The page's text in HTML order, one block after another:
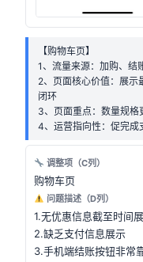
【购物车页】
1、流量来源：加购、结
2、页面核心价值：展示
闭环
3、页面重点：数量规格
4、运营指向性：促完成
调整项（C列）
购物车页
问题描述（D列）
1.无优惠信息截至时间
2.缺乏支付信息展示
3.手机端结账按钮非常